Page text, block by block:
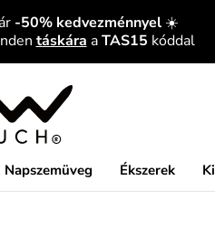
-50% kedvezménnyel ☀️
táskára aTAS15 kóddal
Napszemüveg Ékszerek